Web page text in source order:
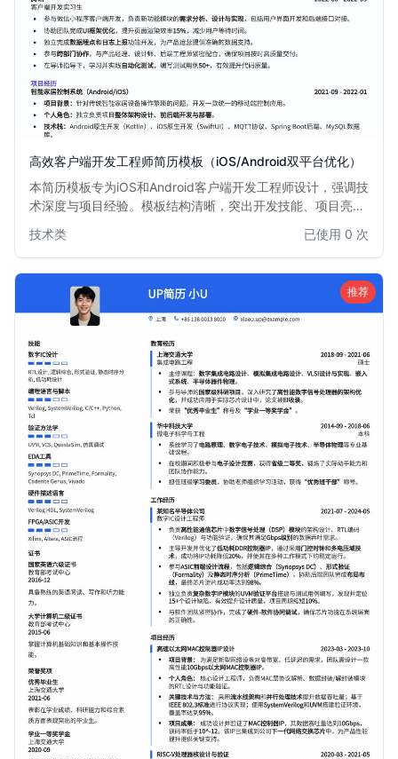
高效客户端开发工程师简历模板（iOS/Android双平台优化）
本简历模板专为iOS和Android客户端开发工程师设计，强调技
术深度与项目经验。模板结构清晰，突出开发技能、项目亮点
或Android双平台开发经验的工程师。简洁专业的版面布局，
确保信息传达高效。
技术类 已使用 0 次
推荐